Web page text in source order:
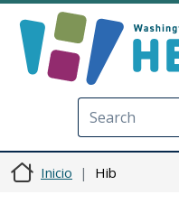
Inicio Hib